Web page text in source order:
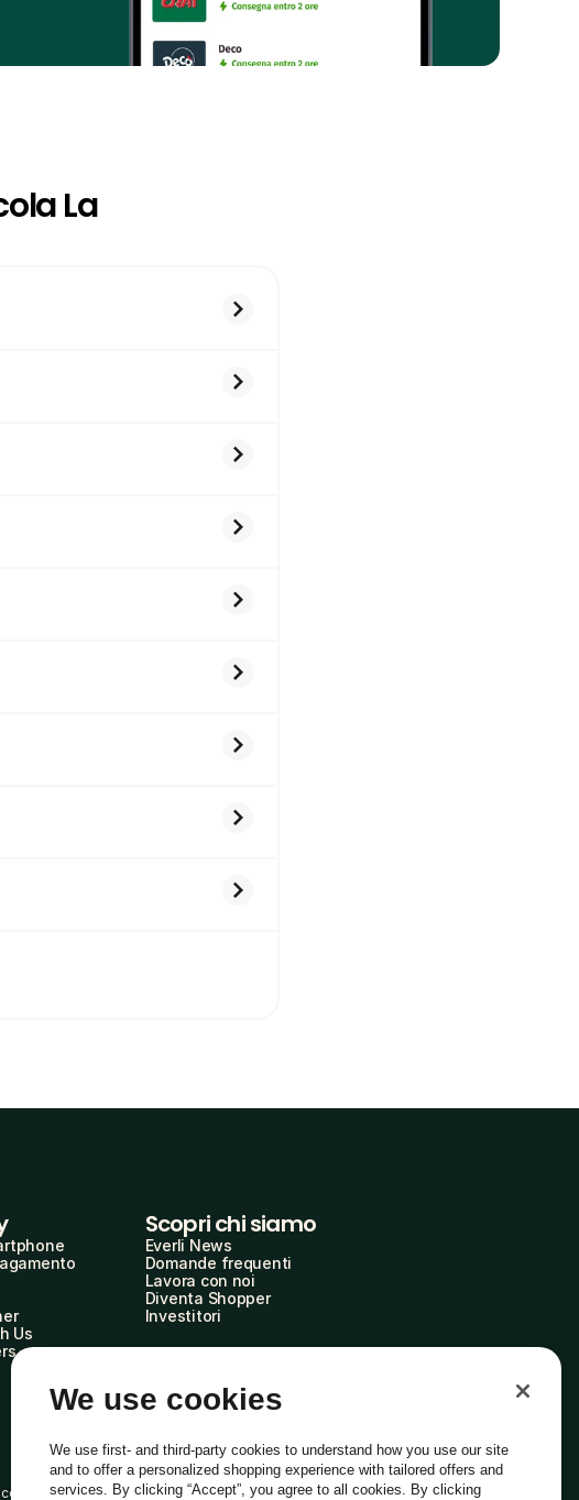
La
Us
Scopri chi siamo
Everli News
Domande frequenti
Lavora con noi
Diventa Shopper
Investitori
Etico
We use cookies
We use first- and third-party cookies to understand how you use our site
and to offer a personalized shopping experience with tailored offers and
services. By clicking “Accept”, you agree to all cookies. By clicking